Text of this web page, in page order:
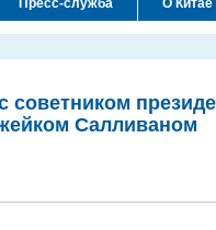
Пресс-служба О Китае
советником
Салливаном